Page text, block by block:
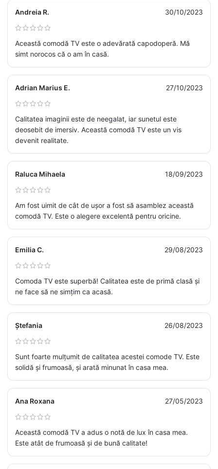
Andreia R. 30/10/2023
Această comodă TV este o adevărată capodoperă. Mă
simt norocos că o am în casă.
Adrian Marius E. 27/10/2023
Calitatea imaginii este de neegalat, iar sunetul este
deosebit de imersiv. Această comodă TV este un vis
devenit realitate.
Raluca Mihaela 18/09/2023
Am fost uimit de cât de ușor a fost să asamblez această
comodă TV. Este o alegere excelentă pentru oricine.
Emilia C. 29/08/2023
Comoda TV este superbă! Calitatea este de primă clasă și
ne face să ne simțim ca acasă.
Ștefania 26/08/2023
Sunt foarte mulțumit de calitatea acestei comode TV. Este
solidă și frumoasă, și arată minunat în casa mea.
Ana Roxana 27/05/2023
Această comodă TV a adus o notă de lux în casa mea.
Este atât de frumoasă și de bună calitate!